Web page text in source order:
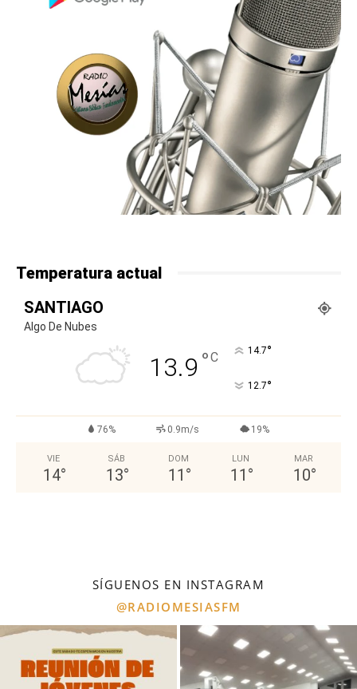
Temperatura actual
SANTIAGO
Algo De Nubes
13.9 °C 14.7°
12.7°
76% 0.9m/s 19%
VIE
14°
SÁB
13°
DOM
11 °
LUN
11 °
MAR
10°
SÍGUENOS EN INSTAGRAM
@RADIOMESIASFM